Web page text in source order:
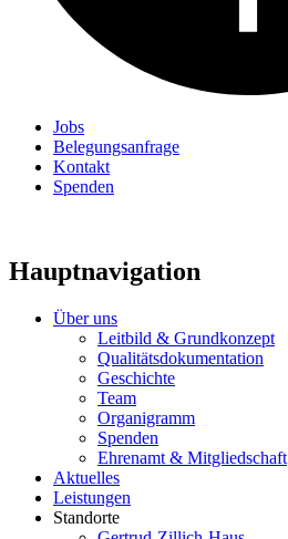
Jobs
Belegungsanfrage
Kontakt
Spenden
Hauptnavigation
Über uns
Leitbild & Grundkonzept
Qualitätsdokumentation
Geschichte
Team
Organigramm
Spenden
Ehrenamt & Mitgliedschaft
Aktuelles
Leistungen
Standorte